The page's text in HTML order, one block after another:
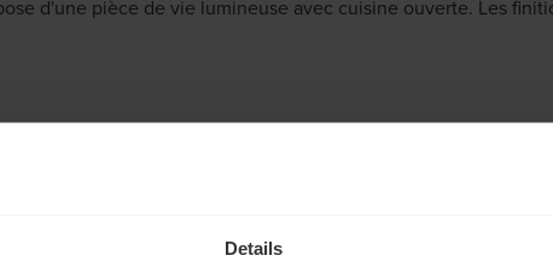
Details
d'une pièce de vie lumineuse avec cuisine ouverte. Les